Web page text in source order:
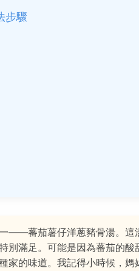
步驟
——蕃茄薯仔洋蔥豬骨湯。這
別滿足。可能是因為蕃茄的酸
家的味道。我記得小時候，媽